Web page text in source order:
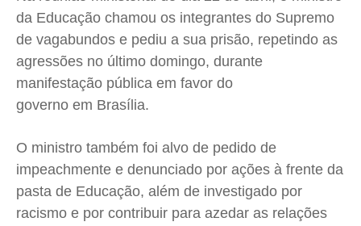
da Educação chamou os integrantes do Supremo
de vagabundos e pediu a sua prisão, repetindo as
agressões no último domingo, durante
manifestação pública em favor do
governo em Brasília.
O ministro também foi alvo de pedido de
impeachmente e denunciado por ações à frente da
pasta de Educação, além de investigado por
racismo e por contribuir para azedar as relações